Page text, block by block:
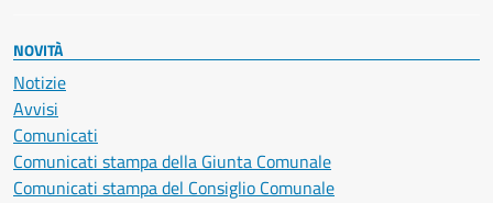
NOVITÀ
Notizie
Avvisi
Comunicati
Comunicati stampa della Giunta Comunale
Comunicati stampa del Consiglio Comunale